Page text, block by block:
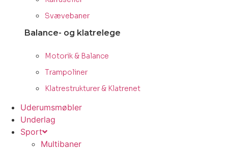
Svævebaner
Balance- og klatrelege
Motorik & Balance
Trampoliner
Klatrestrukturer & Klatrenet
Uderumsmøbler
Underlag
Sport
Multibaner